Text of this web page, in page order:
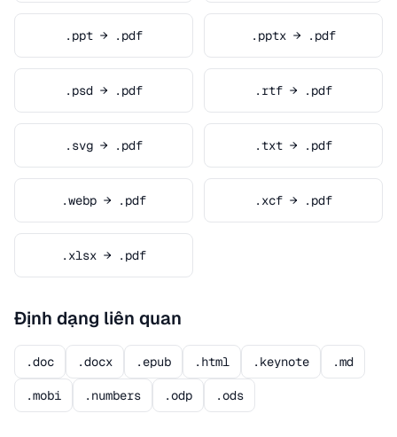
.ppt → .pdf .pptx → .pdf
.psd → .pdf .rtf → .pdf
.svg → .pdf .txt → .pdf
.webp → .pdf .xcf → .pdf
.xlsx → .pdf
Định dạng liên quan
.doc .docx .epub .html .keynote .md
.mobi .numbers .odp .ods